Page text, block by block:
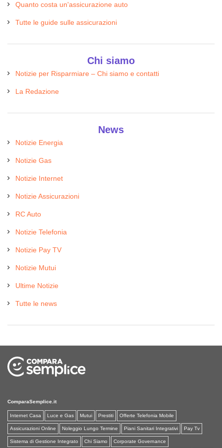
Quanto costa un'assicurazione auto
Tutte le guide sulle assicurazioni
Chi siamo
Notizie per Risparmiare – Chi siamo e contatti
La Redazione
News
Notizie Energia
Notizie Gas
Notizie Internet
Notizie Assicurazioni
RC Auto
Notizie Telefonia
Notizie Pay TV
Notizie Mutui
Ultime Notizie
Tutte le news
ComparaSemplice.it
Internet Casa Luce e Gas Mutui Prestiti Offerte Telefonia Mobile
Assicurazioni Online Noleggio Lungo Termine Piani Sanitari Integrativi Pay Tv
Sistema di Gestione Integrato Chi Siamo Corporate Governance